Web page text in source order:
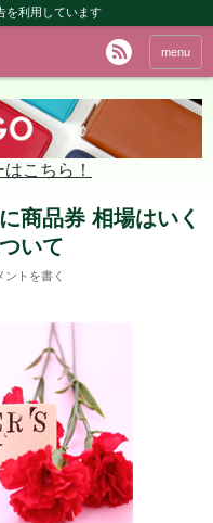
を利用しています
menu
こちら！
商品券 相場はいく
いて
ントを書く